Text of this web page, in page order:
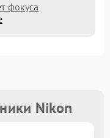
фокуса
Nikon